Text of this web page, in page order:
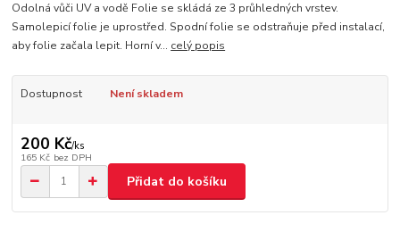
Odolná vůči UV a vodě Folie se skládá ze 3 průhledných vrstev.
Samolepicí folie je uprostřed. Spodní folie se odstraňuje před instalací,
aby folie začala lepit. Horní v... celý popis
Dostupnost Není skladem
200 Kč/ks
165 Kč bez DPH
Přidat do košíku